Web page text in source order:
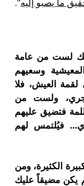
ما يصبو إليه".
لست من عامة
وسعيهم
العيش، فلا
ولست من
فتضيق عليهم
فيُلتمس لهم
الكثيرة، ومن
يكن مضيقاً عليك